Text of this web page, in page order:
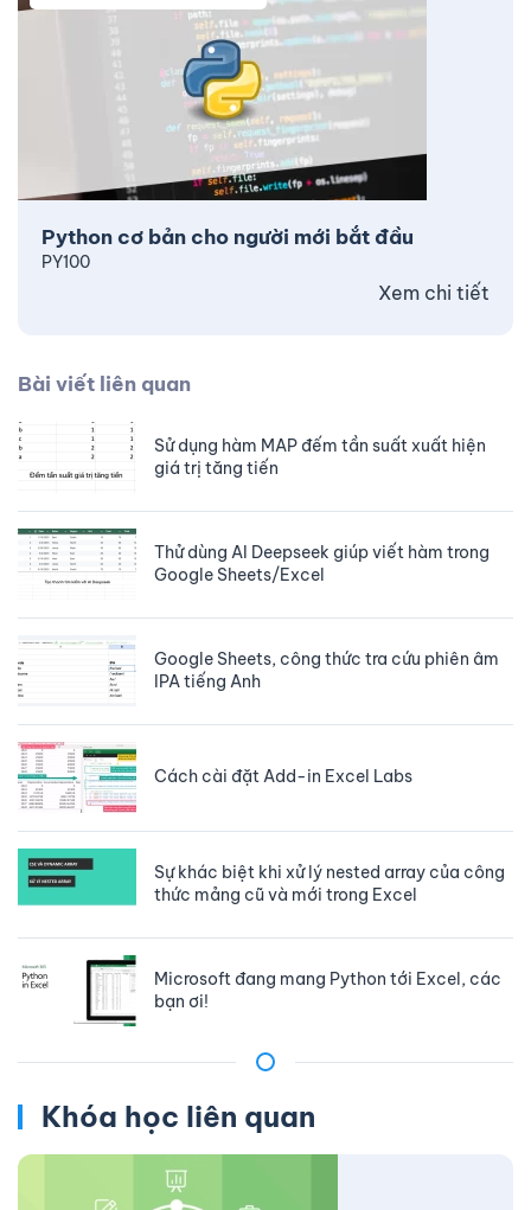
Python cơ bản cho người mới bắt đầu
PY100
Xem chi tiết
Bài viết liên quan
Sử dụng hàm MAP đếm tần suất xuất hiện
giá trị tăng tiến
Thử dùng AI Deepseek giúp viết hàm trong
Google Sheets/Excel
Google Sheets, công thức tra cứu phiên âm
IPA tiếng Anh
Cách cài đặt Add-in Excel Labs
Sự khác biệt khi xử lý nested array của công
thức mảng cũ và mới trong Excel
Microsoft đang mang Python tới Excel, các
bạn ơi!
Khóa học liên quan